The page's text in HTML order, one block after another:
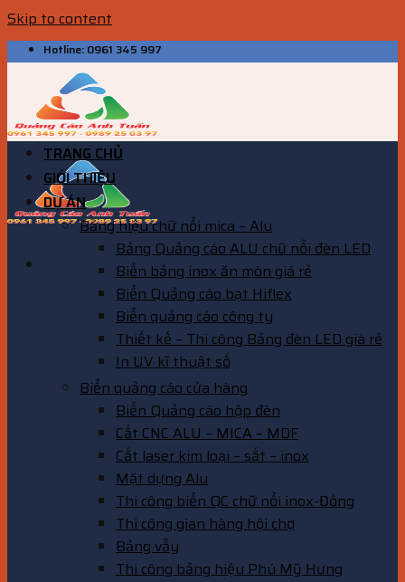
Skip to content
Hotline: 0961 345 997
TRANG CHỦ
GIỚI THIỆU
DỰ ÁN
Bảng hiệu chữ nổi mica – Alu
Bảng Quảng cáo ALU chữ nổi đèn LED
Biển bảng inox ăn mòn giá rẻ
Biển Quảng cáo bạt Hiflex
Biển quảng cáo công ty
Thiết kế – Thi công Bảng đèn LED giá rẻ
In UV kĩ thuật số
Biển quảng cáo cửa hàng
Biển Quảng cáo hộp đèn
Cắt CNC ALU – MICA – MDF
Cắt laser kim loại – sắt – inox
Mặt dựng Alu
Thi công biển QC chữ nổi inox-Đồng
Thi công gian hàng hội chợ
Bảng vẫy
Thi công bảng hiệu Phú Mỹ Hưng